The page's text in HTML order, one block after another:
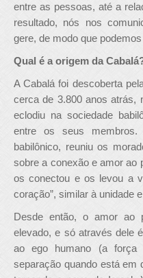
entre as pessoas, até a
resultado, nós nos
gere, de modo que
Qual é a origem da
A Cabalá foi descoberta
cerca de 3.800 anos atrás,
eclodiu na sociedade
entre os seus membros.
babilônico, reuniu os
sobre a conexão e amor ao
os conectou e os levou a
coração”, similar à unidade
Desde então, o amor ao
elevado, e só através dele
ao ego humano (a
separação quando está em